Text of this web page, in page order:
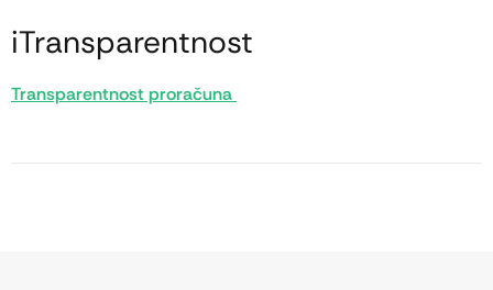
iTransparentnost
Transparentnost proračuna